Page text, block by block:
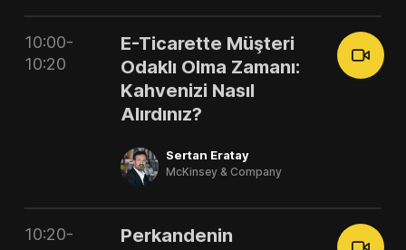
10:00-
10:20
E-Ticarette Müşteri
Odaklı Olma Zamanı:
Kahvenizi Nasıl
Alırdınız?
Sertan Eratay
McKinsey & Company
10:20-
Perkandenin